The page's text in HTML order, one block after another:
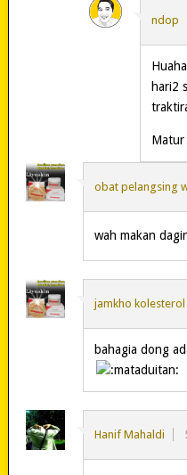
ndop
hari2
Matur
obat pelangsing
wah makan
jamkho kolesterol
bahagia dong
Hanif Mahaldi